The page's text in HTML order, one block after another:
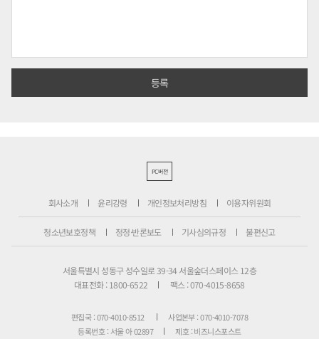
PC버전
회사소개 윤리강령 개인정보처리방침 이용자위원회
청소년보호정책 정정·반론보도 기사심의규정 불편신고
서울특별시 성동구 성수일로 39-34 서울숲더스페이스 12층
대표전화 : 1800-6522
팩스 : 070-4015-8658
편집국 : 070-4010-8512
사업본부 : 070-4010-7078
등록번호 : 서울 아 02897
제호 : 비즈니스포스트